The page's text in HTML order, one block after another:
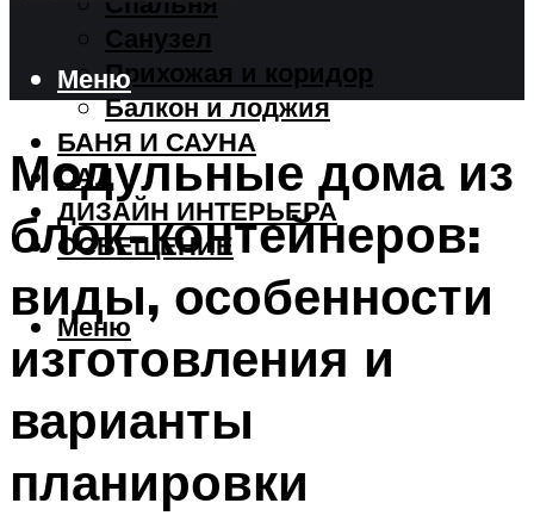
Санузел
Прихожая и коридор
Балкон и лоджия
БАНЯ И САУНА
САД
ДИЗАЙН ИНТЕРЬЕРА
ОСВЕЩЕНИЕ
Меню
Меню
Модульные дома из
блок-контейнеров:
виды, особенности
изготовления и
варианты
планировки